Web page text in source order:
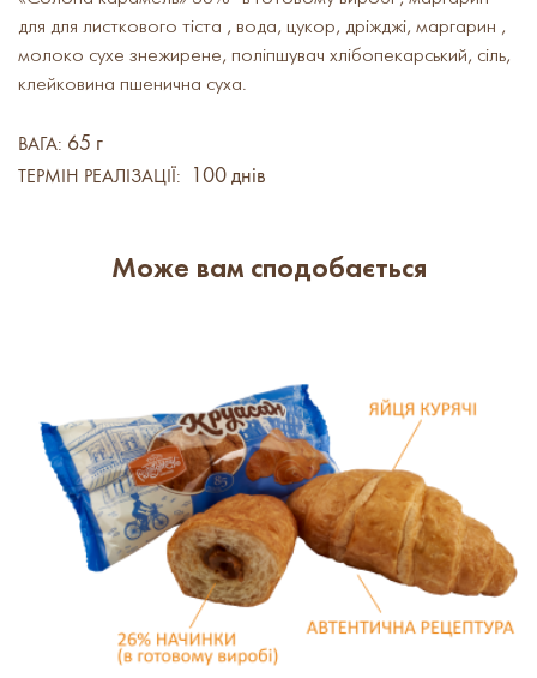
для для листкового тіста , вода, цукор, дріжджі, маргарин ,
молоко сухе знежирене, поліпшувач хлібопекарський, сіль,
клейковина пшенична суха.
ВАГА: 65 г
ТЕРМІН РЕАЛІЗАЦІЇ: 100 днів
Може вам сподобається